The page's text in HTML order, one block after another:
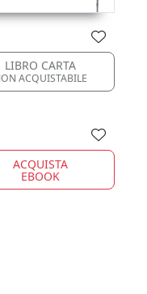
LIBRO CARTA
NON ACQUISTABILE
ACQUISTA
EBOOK